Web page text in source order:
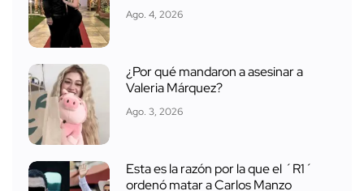
Ago. 4, 2026
¿Por qué mandaron a asesinar a
Valeria Márquez?
Ago. 3, 2026
Esta es la razón por la que el ´R1´
ordenó matar a Carlos Manzo